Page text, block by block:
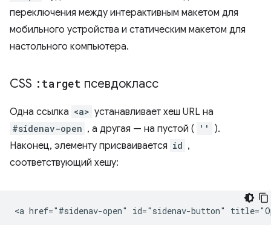
переключения между интерактивным макетом для
мобильного устройства и статическим макетом для
настольного компьютера.
CSS :target псевдокласс
Одна ссылка <a> устанавливает хеш URL на
#sidenav-open , а другая — на пустой ( ''
).
Наконец, элементу присваивается id ,
соответствующий хешу:
<a href="#sidenav-open" id="sidenav-button"